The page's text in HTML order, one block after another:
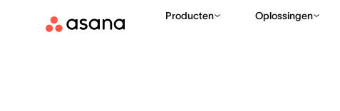
Producten Oplossingen